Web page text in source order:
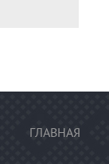
ГЛАВНАЯ